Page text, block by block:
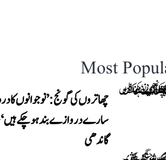
Most
چھاتروں کی گونج: ’نوجوانوں کا
سارے دروازے بند ہو چکے
گاندھی